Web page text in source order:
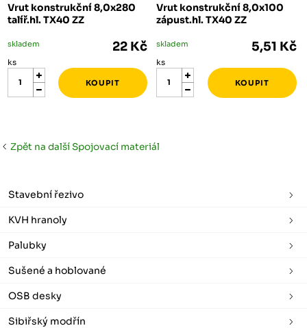
Vrut konstrukční 8,0x280
talíř.hl. TX40 ZZ
skladem 22 Kč
ks
Vrut konstrukční 8,0x100
zápust.hl. TX40 ZZ
skladem 5,51 Kč
ks
Zpět na další Spojovací materiál
Stavební řezivo
KVH hranoly
Palubky
Sušené a hoblované
OSB desky
Sibiřský modřín